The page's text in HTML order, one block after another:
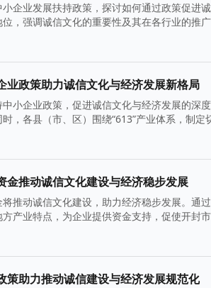
企业发展扶持政策，探讨如何通过政策促进
，强调诚信文化的重要性及其在各行业的推
业政策助力诚信文化与经济发展新格局
小企业政策，促进诚信文化与经济发展的深
，各县（市、区）围绕“613”产业体系，制
金推动诚信文化建设与经济稳步发展
推动诚信文化建设，助力经济稳步发展。通
产业特点，为企业提供资金支持，促使开封
策助力推动诚信建设与经济发展规范化